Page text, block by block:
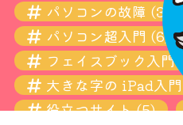
パソコンの故障 (3)
パソコン超入門 (6)
フェイスブック入門
大きな字の iPad入門
役立つサイト(5)